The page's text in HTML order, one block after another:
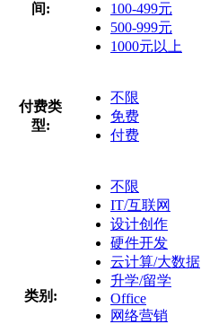
间:
100-499元
500-999元
1000元以上
付费类
型:
不限
免费
付费
类别:
不限
IT/互联网
设计创作
硬件开发
云计算/大数据
升学/留学
Office
网络营销